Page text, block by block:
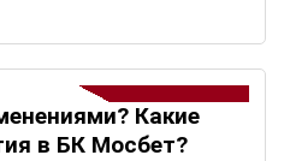
Какие
в БК Мосбет?